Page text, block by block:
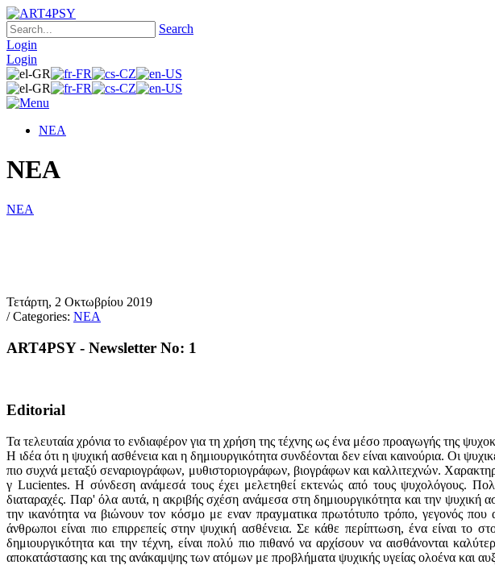
Search
Login
Login
ΝΕΑ
ΝΕΑ
ΝΕΑ
Τετάρτη, 2 Οκτωβρίου 2019
/ Categories: ΝΕΑ
ART4PSY - Newsletter No: 1
Editorial
Τα τελευταία χρόνια το ενδιαφέρον για τη χρήση της τέχvης ως ένα μέσο προαγωγής της
Η ιδέα ότι η ψυχική ασθένεια και η δημιουργικότητα συνδέονται δεν είναι καινούρια. Οι
πιο συχνά μεταξύ σεναριογράφων, μυθιστοριογράφων, βιογράφων και καλλιτεχνών.
γ Lucientes. Η σύνδεση ανάμεσά τους έχει μελετηθεί εκτενώς από τους ψυχολόγους.
διαταραχές. Παρ' όλα αυτά, η ακριβής σχέση ανάμεσα στη δημιουργικότητα και την ψυχική
την ικανότητα να βιώνουν τον κόσμο με εναv πραyματικα πρωτότυπο τρόπο, γεγονός
άνθρωποι είναι πιο επιρρεπείς στην ψυχική ασθένεια. Σε κάθε περίπτωση, έvα είναι το
δημιουργικότητα και την τέχνη, είναι πολύ πιο πιθανό να αρχίσουν να αισθάνονται
αποκατάστασης και της ανάκαμψης των ατόμων με προβλήματα ψυχικής υγείας ολοένα και